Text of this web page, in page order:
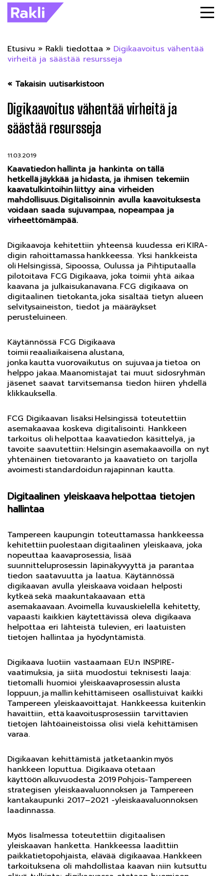
Etusivu » Rakli tiedottaa » Digikaavoitus vähentää
virheitä ja säästää resursseja
« Takaisin uutisarkistoon
Digikaavoitus vähentää virheitä ja
säästää resursseja
11.03.2019
Kaavatiedon hallinta ja hankinta on tällä
hetkellä jäykkää ja hidasta, ja ihmisen tekemiin
kaavatulkintoihin liittyy aina virheiden
mahdollisuus. Digitalisoinnin avulla kaavoituksesta
voidaan saada sujuvampaa, nopeampaa ja
virheettömämpää.
Digikaavoja kehitettiin yhteensä kuudessa eri KIRA-
digin rahoittamassa hankkeessa. Yksi hankkeista
oli Helsingissä, Sipoossa, Oulussa ja Pihtiputaalla
pilotoitava FCG Digikaava, joka toimii yhtä aikaa
kaavana ja julkaisukanavana. FCG digikaava on
digitaalinen tietokanta, joka sisältää tietyn alueen
selvitysaineiston, tiedot ja määräykset
perusteluineen.
Käytännössä FCG Digikaava
toimii reaaliaikaisena alustana,
jonka kautta vuorovaikutus on sujuvaa ja tietoa on
helppo jakaa. Maanomistajat tai muut sidosryhmän
jäsenet saavat tarvitsemansa tiedon hiiren yhdellä
klikkauksella.
FCG Digikaavan lisäksi Helsingissä toteutettiin
asemakaavaa koskeva digitalisointi. Hankkeen
tarkoitus oli helpottaa kaavatiedon käsittelyä, ja
tavoite saavutettiin: Helsingin asemakaavoilla on nyt
yhtenäinen tietovaranto ja kaavatieto on tarjolla
avoimesti standardoidun rajapinnan kautta.
Digitaalinen yleiskaava helpottaa tietojen
hallintaa
Tampereen kaupungin toteuttamassa hankkeessa
kehitettiin puolestaan digitaalinen yleiskaava, joka
nopeuttaa kaavaprosessia, lisää
suunnitteluprosessin läpinäkyvyyttä ja parantaa
tiedon saatavuutta ja laatua. Käytännössä
digikaavan avulla yleiskaava voidaan helposti
kytkeä sekä maakuntakaavaan että
asemakaavaan. Avoimella kuvauskielellä kehitetty,
vapaasti kaikkien käytettävissä oleva digikaava
helpottaa eri lähteistä tulevien, eri laatuisten
tietojen hallintaa ja hyödyntämistä.
Digikaava luotiin vastaamaan EU:n INSPIRE-
vaatimuksia, ja siitä muodostui teknisesti laaja:
tietomalli huomioi yleiskaavaprosessin alusta
loppuun, ja mallin kehittämiseen osallistuivat kaikki
Tampereen yleiskaavoittajat. Hankkeessa kuitenkin
havaittiin, että kaavoitusprosessiin tarvittavien
tietojen lähtöaineistoissa olisi vielä kehittämisen
varaa.
Digikaavan kehittämistä jatketaankin myös
hankkeen loputtua. Digikaava otetaan
käyttöön alkuvuodesta 2019 Pohjois-Tampereen
strategisen yleiskaavaluonnoksen ja Tampereen
kantakaupunki 2017–2021 -yleiskaavaluonnoksen
laadinnassa.
Myös Iisalmessa toteutettiin digitaalisen
yleiskaavan hanketta. Hankkeessa laadittiin
paikkatietopohjaista, elävää digikaavaa. Hankkeen
tarkoituksena oli mahdollistaa kaavan niin kutsuttu